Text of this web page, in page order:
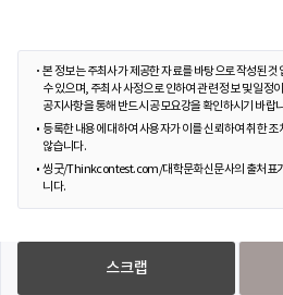
본 정보는 주최사가 제공한 자료를 바탕으로 작성된
수 있으며, 주최사 사정으로 인하여 관련 정보 및 일정
공지사항을 통해 반드시 공모요강을 확인하시기 바랍
등록한 내용에 대하여 사용자가 이를 신뢰하여 취한
않습니다.
씽굿/Thinkcontest.com/대학문화신문사의 출처표기
니다.
스크랩